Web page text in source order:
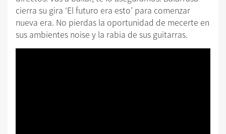
cierra su gira ‘El futuro era esto’ para comenzar
nueva era. No pierdas la oportunidad de mecerte en
sus ambientes noise y la rabia de sus guitarras.